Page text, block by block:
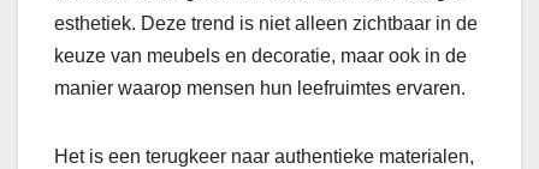
esthetiek. Deze trend is niet alleen zichtbaar in de
keuze van meubels en decoratie, maar ook in de
manier waarop mensen hun leefruimtes ervaren.
Het is een terugkeer naar authentieke materialen,